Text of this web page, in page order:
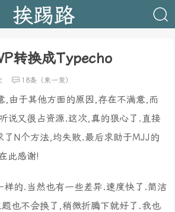
挨踢路
转换成Typecho
18条（来一发）
,由于其他方面的原因,存在不满意,而
说又很占资源.这次,真的狠心了.直接
了N个方法,均失败.最后求助于MJJ的
此感谢!
样的.当然也有一些差异.速度快了.简洁
也不会换了,稍微折腾下就好了.我也